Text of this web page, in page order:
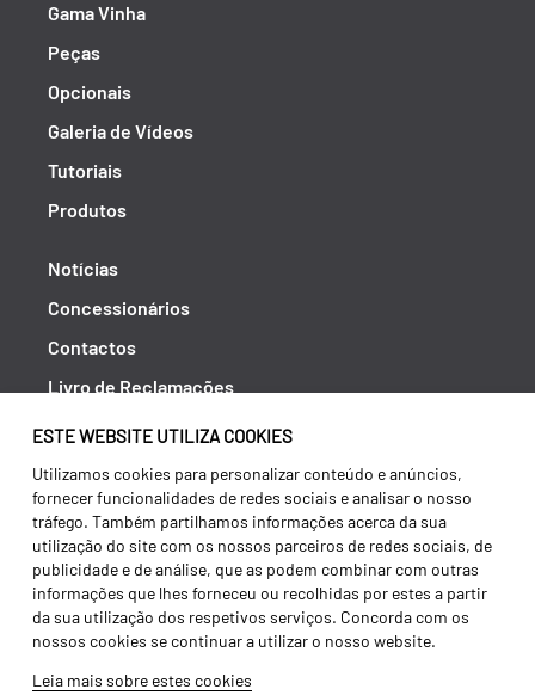
ESTE WEBSITE UTILIZA COOKIES
Utilizamos cookies para personalizar conteúdo e anúncios,
fornecer funcionalidades de redes sociais e analisar o nosso
tráfego. Também partilhamos informações acerca da sua
utilização do site com os nossos parceiros de redes sociais, de
publicidade e de análise, que as podem combinar com outras
informações que lhes forneceu ou recolhidas por estes a partir
da sua utilização dos respetivos serviços. Concorda com os
nossos cookies se continuar a utilizar o nosso website.
Leia mais sobre estes cookies
Gama Vinha
Peças
Opcionais
Galeria de Vídeos
Tutoriais
Produtos
Notícias
Concessionários
Contactos
Livro de Reclamações
Política de Privacidade
Canal de Denúncias (RGPC)
Termos e condições